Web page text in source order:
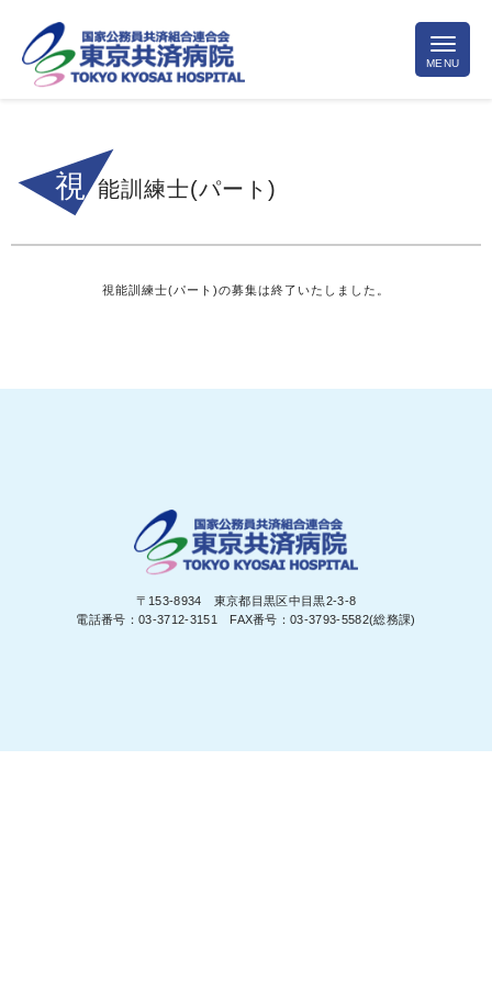
視 能訓練士(パート)
視能訓練士(パート)の募集は終了いたしました。
〒153-8934 東京都目黒区中目黒2-3-8
電話番号：03-3712-3151 FAX番号：03-3793-5582(総務課)